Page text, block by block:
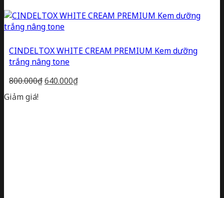
CINDELTOX WHITE CREAM PREMIUM Kem dưỡng
trắng nâng tone
800.000₫Giá
640.000₫Giá
Giảm giá!